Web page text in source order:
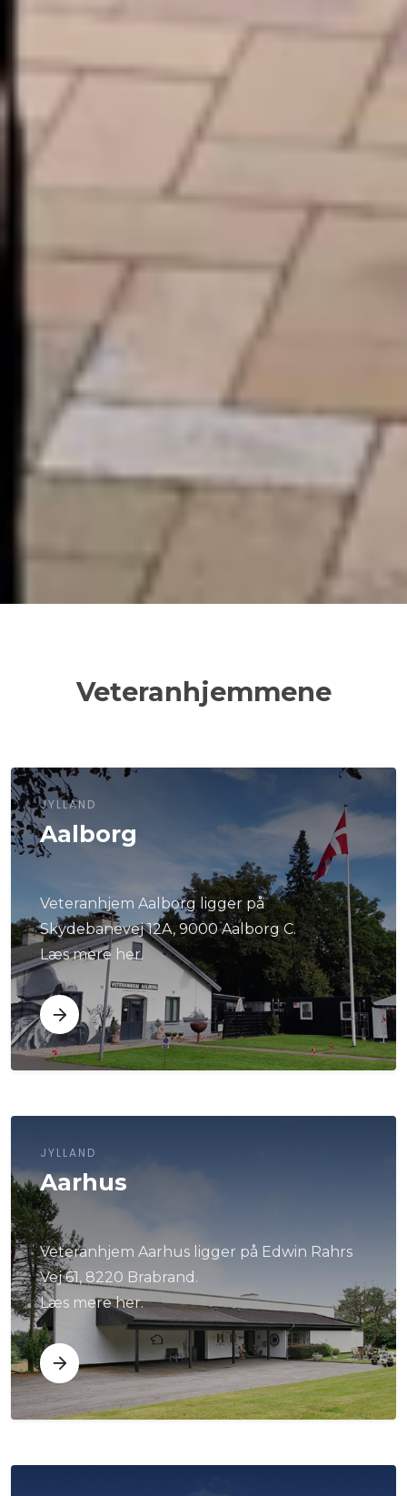
Veteranhjemmene
JYLLAND
Aalborg
Veteranhjem Aalborg ligger på
Skydebanevej 12A, 9000 Aalborg C.
Læs mere her.
JYLLAND
Aarhus
Veteranhjem Aarhus ligger på Edwin Rahrs
Vej 61, 8220 Brabrand.
Læs mere her.